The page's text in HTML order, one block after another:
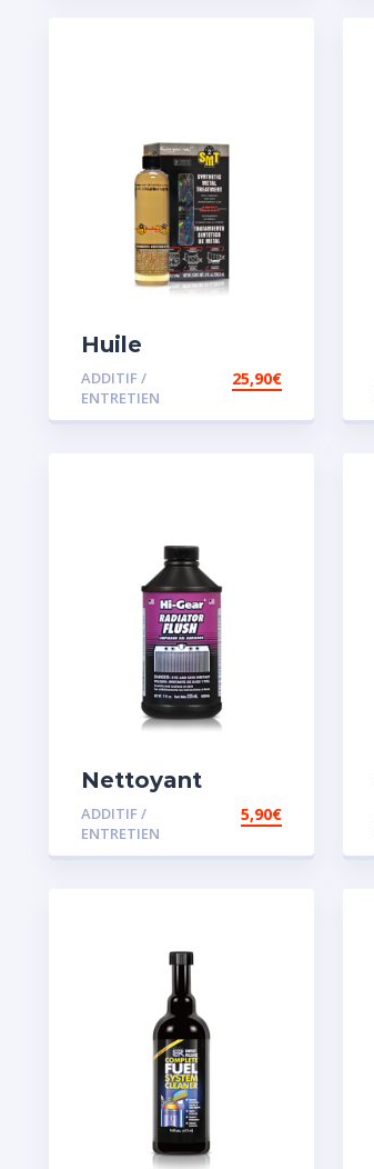
Huile
Remétallisant
Moteur SMT2
ADDITIF /
ENTRETIEN
25,90€
Nettoyant
radiateur
ADDITIF /
ENTRETIEN
5,90€